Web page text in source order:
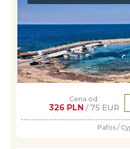
Cena od:
326 PLN / 75 EUR
Pafos /